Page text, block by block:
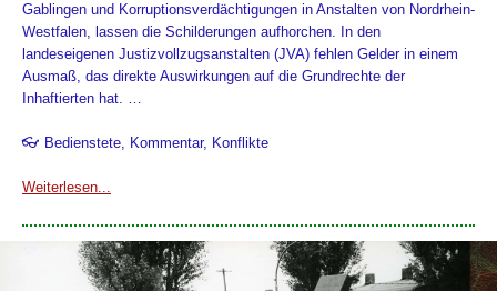
Gablingen und Korruptionsverdächtigungen in Anstalten von Nordrhein-
Westfalen, lassen die Schilderungen aufhorchen. In den
landeseigenen Justizvollzugsanstalten (JVA) fehlen Gelder in einem
Ausmaß, das direkte Auswirkungen auf die Grundrechte der
Inhaftierten hat. …
👓 Bedienstete, Kommentar, Konflikte
Weiterlesen...